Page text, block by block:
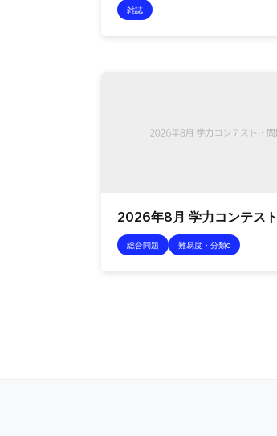
雑誌
2026年8月 学力コンテス
総合問題 難易度・分類c